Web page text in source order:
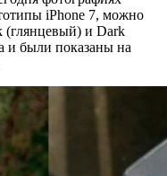
iPhone 7, можно
(глянцевый) и Dark
и были показаны на